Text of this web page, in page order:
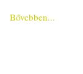
Bővebben...